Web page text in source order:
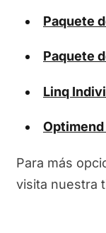
Paquete
Paquete
Linq
Para más
visita nuestra